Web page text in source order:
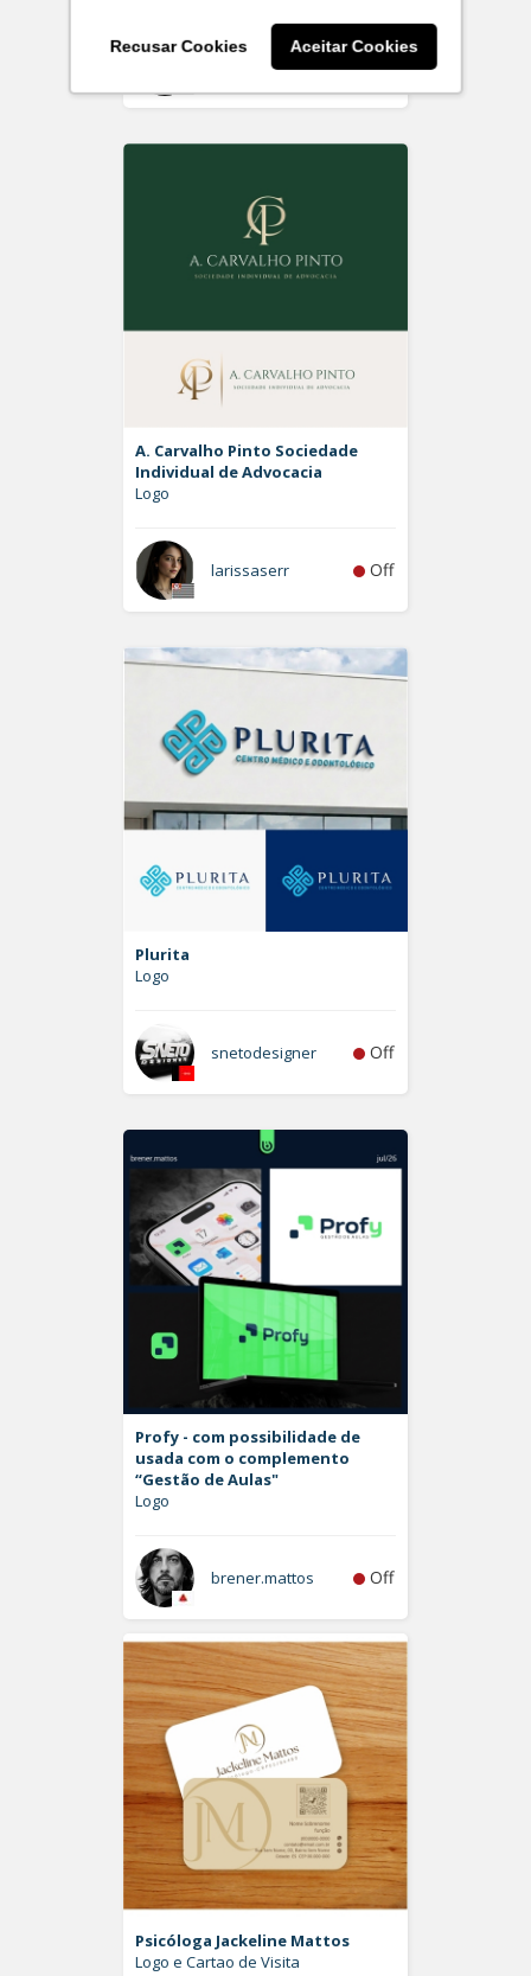
Recusar Cookies Aceitar Cookies
Rdesign SM Off
A. Carvalho Pinto Sociedade
Individual de Advocacia
Logo
larissaserr Off
Plurita
Logo
snetodesigner Off
Profy - com possibilidade de
usada com o complemento
“Gestão de Aulas"
Logo
brener.mattos Off
Psicóloga Jackeline Mattos
Logo e Cartao de Visita